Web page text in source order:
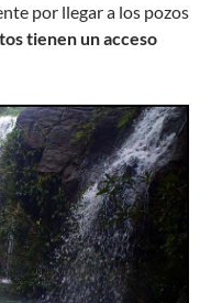
por llegar a los pozos
tienen un acceso